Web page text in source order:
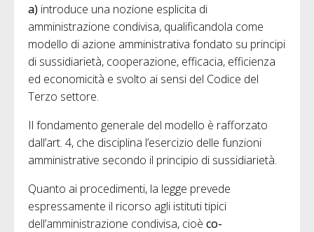
a) introduce una nozione esplicita di
amministrazione condivisa, qualificandola come
modello di azione amministrativa fondato su principi
di sussidiarietà, cooperazione, efficacia, efficienza
ed economicità e svolto ai sensi del Codice del
Terzo settore.
Il fondamento generale del modello è rafforzato
dall’art. 4, che disciplina l’esercizio delle funzioni
amministrative secondo il principio di sussidiarietà.
Quanto ai procedimenti, la legge prevede
espressamente il ricorso agli istituti tipici
dell’amministrazione condivisa, cioè co-